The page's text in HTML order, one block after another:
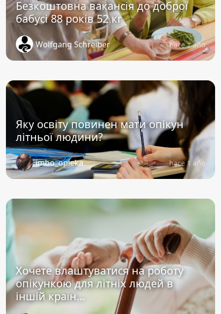
Безкоштовна вакансія до доброї
бабусі 88 років 52 кг
Wolfgang Schreiber hace 1 año
Яку освіту повинен мати опікун
літньої людини?
imbo_opieka hace 1 año
Хочете влаштуватися на роботу
опікункою для літніх людей в
іншій країн...